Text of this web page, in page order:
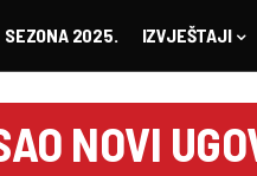
SEZONA 2025. IZVJEŠTAJI
NOVI